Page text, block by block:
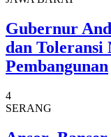
Gubernur
dan Toleransi
Pembangunan
4
SERANG